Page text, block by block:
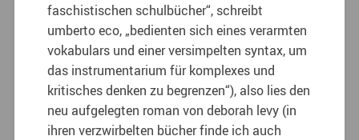
faschistischen schulbücher“, schreibt
umberto eco, „bedienten sich eines verarmten
vokabulars und einer versimpelten syntax, um
das instrumentarium für komplexes und
kritisches denken zu begrenzen“), also lies den
neu aufgelegten roman von deborah levy (in
ihren verzwirbelten bücher finde ich auch